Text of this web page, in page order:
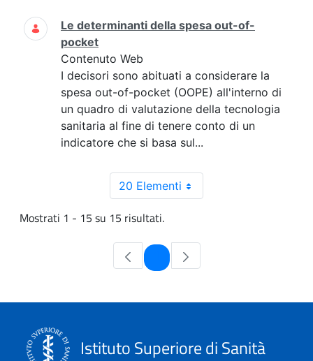
Le determinanti della spesa out-of-
pocket
Contenuto Web
I decisori sono abituati a considerare la
spesa out-of-pocket (OOPE) all'interno di
un quadro di valutazione della tecnologia
sanitaria al fine di tenere conto di un
indicatore che si basa sul...
20 Elementi
Mostrati 1 - 15 su 15 risultati.
Pagina
Istituto Superiore di Sanità